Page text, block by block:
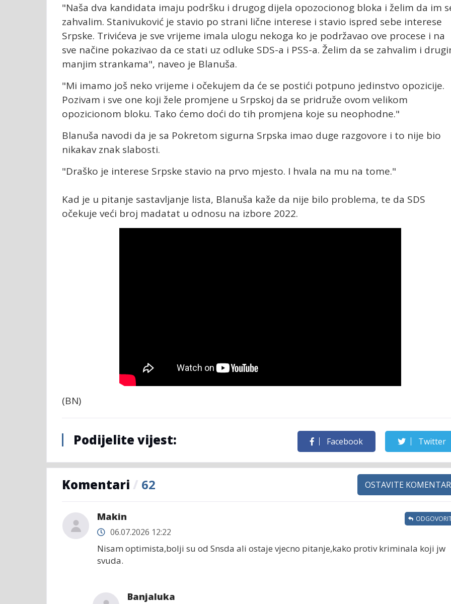
"Naša dva kandidata imaju podršku i drugog dijela opozocionog bloka i želim da im
zahvalim. Stanivuković je stavio po strani lične interese i stavio ispred sebe interese
Srpske. Trivićeva je sve vrijeme imala ulogu nekoga ko je podržavao ove procese i na
sve načine pokazivao da ce stati uz odluke SDS-a i PSS-a. Želim da se zahvalim i
manjim strankama", naveo je Blanuša.
"Mi imamo još neko vrijeme i očekujem da će se postići potpuno jedinstvo opozicije.
Pozivam i sve one koji žele promjene u Srpskoj da se pridruže ovom velikom
opozicionom bloku. Tako ćemo doći do tih promjena koje su neophodne."
Blanuša navodi da je sa Pokretom sigurna Srpska imao duge razgovore i to nije bio
nikakav znak slabosti.
"Draško je interese Srpske stavio na prvo mjesto. I hvala na mu na tome."
Kad je u pitanje sastavljanje lista, Blanuša kaže da nije bilo problema, te da SDS
očekuje veći broj madatat u odnosu na izbore 2022.
(BN)
Podijelite vijest: Facebook Twitter
Komentari / 62 OSTAVITE KOMENTAR
Makin
06.07.2026 12:22
Nisam optimista,bolji su od Snsda ali ostaje vjecno pitanje,kako protiv kriminala koji jw
svuda.
Banjaluka